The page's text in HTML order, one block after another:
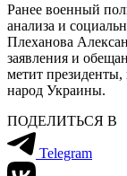
Ранее военный
анализа и
Плеханова
заявления и
метит президенты,
народ Украины.
ПОДЕЛИТЬСЯ В
Telegram